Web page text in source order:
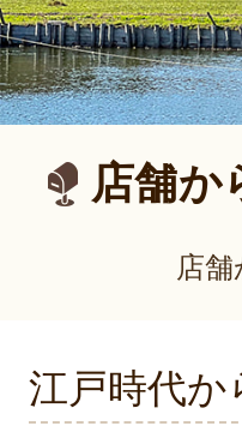
店舗か
店
江戸時代か